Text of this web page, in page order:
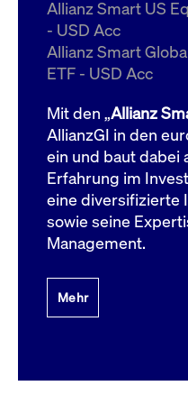
Allianz Smart US
- USD Acc
Allianz Smart
ETF - USD Acc
Mit den „Allianz
AllianzGI in den
ein und baut dabei
Erfahrung im
eine diversifizierte
sowie seine
Management.
Mehr
ApplicationGatewayAffinityCORS